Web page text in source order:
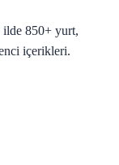
850+ yurt,
içerikleri.